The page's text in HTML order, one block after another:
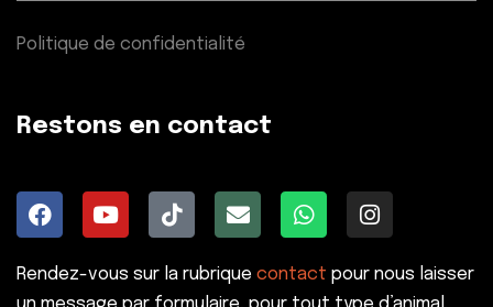
Politique de confidentialité
Restons en contact
Rendez-vous sur la rubrique contact pour nous laisser